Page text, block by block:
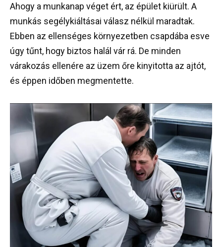
Ahogy a munkanap véget ért, az épület kiürült. A
munkás segélykiáltásai válasz nélkül maradtak.
Ebben az ellenséges környezetben csapdába esve
úgy tűnt, hogy biztos halál vár rá. De minden
várakozás ellenére az üzem őre kinyitotta az ajtót,
és éppen időben megmentette.